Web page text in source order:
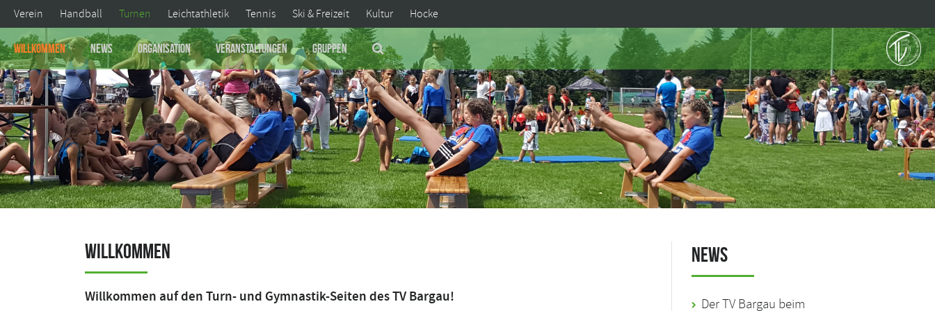
Verein Handball Turnen Leichtathletik Tennis Ski & Freizeit Kultur Hocke
Willkommen News Organisation Veranstaltungen Gruppen
Willkommen
Willkommen auf den Turn- und Gymnastik-Seiten des TV Bargau!
News
Der TV Bargau beim